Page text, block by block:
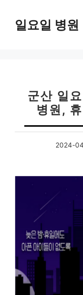
일요일 병원
군산 일
병원,
2024-